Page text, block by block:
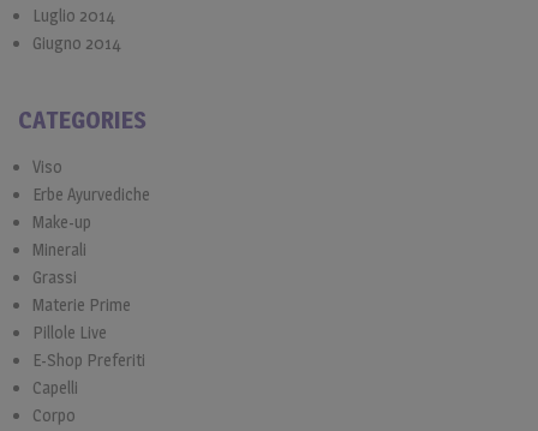
Luglio 2014
Giugno 2014
CATEGORIES
Viso
Erbe Ayurvediche
Make-up
Minerali
Grassi
Materie Prime
Pillole Live
E-Shop Preferiti
Capelli
Corpo